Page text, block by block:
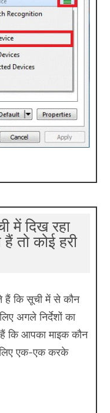
में दिख रहा
तो कोई हरी
कि सूची में से कौन
अगले निर्देशों का
कि आपका माइक कौन
एक-एक करके